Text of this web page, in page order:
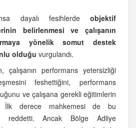
dayalı fesihlerde objektif
belirlenmesi ve çalışanın
yönelik somut destek
olduğu vurgulandı.
çalışanın performans yetersizliği
feshettiğini, performans
ve çalışana gerekli eğitimlerin
İlk derece mahkemesi de bu
reddetti. Ancak Bölge Adliye